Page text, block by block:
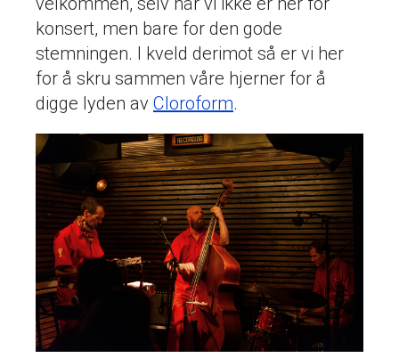
konsert, men bare for den gode
stemningen. I kveld derimot så er vi her
for å skru sammen våre hjerner for å
digge lyden av Cloroform.